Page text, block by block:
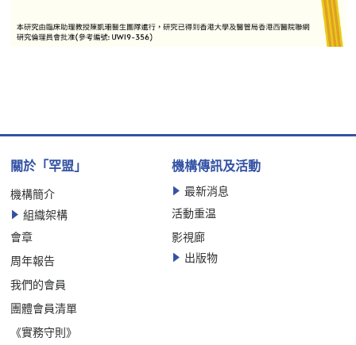
關於「罕盟」
機構簡介
組織架構
會章
周年報告
我們的會員
團體會員清單
《實務守則》
機構傳訊及活動
最新消息
活動重温
影視廊
出版物